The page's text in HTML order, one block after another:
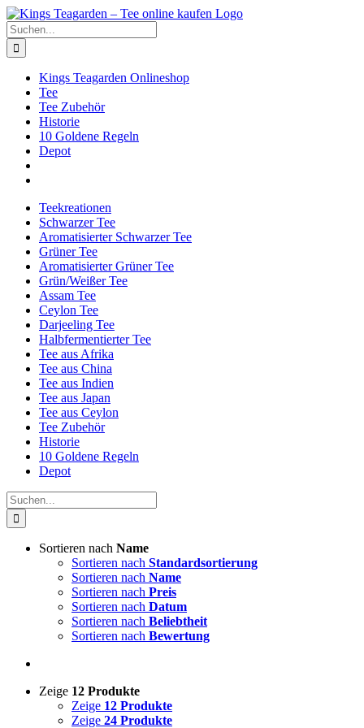
Zum
Inhalt
springen
Facebook
X
Instagram
Pinterest
Suche
nach:
Kings Teagarden Onlineshop
Tee
Tee Zubehör
Historie
10 Goldene Regeln
Depot
Teekreationen
Schwarzer Tee
Aromatisierter Schwarzer Tee
Grüner Tee
Aromatisierter Grüner Tee
Grün/Weißer Tee
Assam Tee
Ceylon Tee
Darjeeling Tee
Halbfermentierter Tee
Tee aus Afrika
Tee aus China
Tee aus Indien
Tee aus Japan
Tee aus Ceylon
Tee Zubehör
Historie
10 Goldene Regeln
Depot
Suche
nach:
Sortieren nach Name
Sortieren nach Standardsortierung
Sortieren nach Name
Sortieren nach Preis
Sortieren nach Datum
Sortieren nach Beliebtheit
Sortieren nach Bewertung
Zeige 12 Produkte
Zeige 12 Produkte
Zeige 24 Produkte